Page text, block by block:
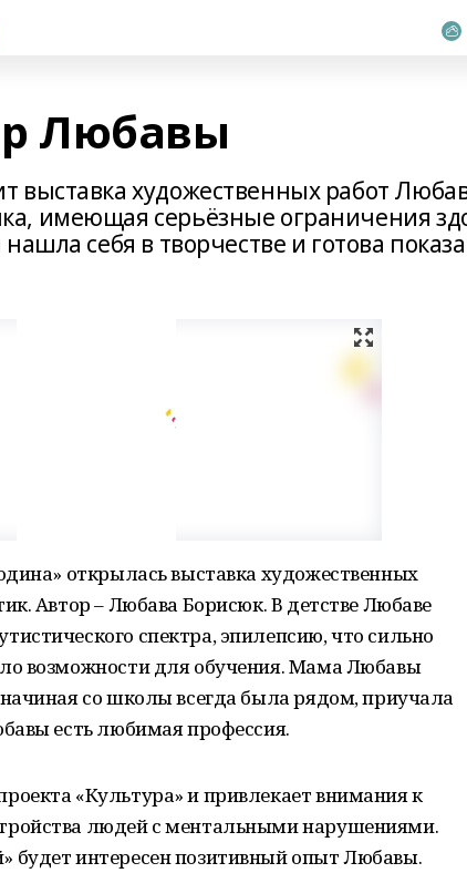
Любавы
выставка художественных работ
имеющая серьёзные ограничения
себя в творчестве и готова
открылась выставка художественных
Автор – Любава Борисюк. В детстве Любаве
спектра, эпилепсию, что сильно
возможности для обучения. Мама Любавы
со школы всегда была рядом, приучала
есть любимая профессия.
«Культура» и привлекает внимания к
людей с ментальными нарушениями.
будет интересен позитивный опыт Любавы.